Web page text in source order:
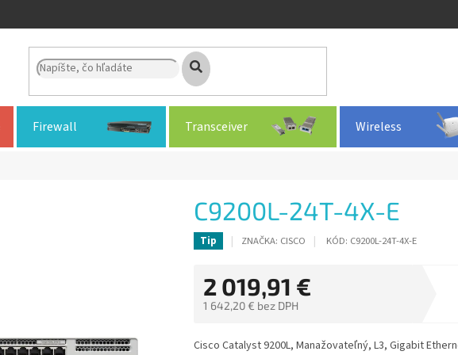
Firewall Transceiver Wireless
C9200L-24T-4X-E
Tip ZNAČKA: CISCO KÓD: C9200L-24T-4X-E
2 019,91 €
1 642,20 € bez DPH
cena:
Cisco Catalyst 9200L, Manažovateľný, L3, Gigabit